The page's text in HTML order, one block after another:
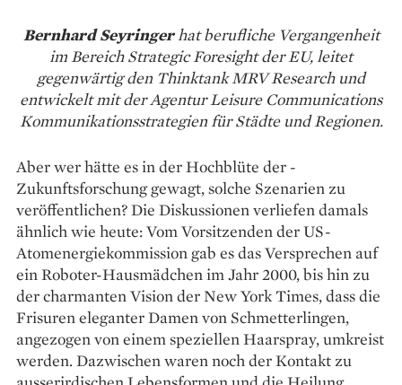
Bernhard Seyringerhat berufliche Vergangenheit
im Bereich Strategic Foresight der EU, leitet
gegenwärtig den Thinktank MRV Research und
entwickelt mit der Agentur Leisure Communications
Kommunikationsstrategien für Städte und Regionen.
Aber wer hätte es in der Hochblüte der ­
Zukunftsforschung gewagt, solche Szenarien zu
veröffentlichen? Die Diskussionen verliefen damals
ähnlich wie heute: Vom Vorsitzenden der US-
Atomenergiekommission gab es das Versprechen auf
ein Roboter-Hausmädchen im Jahr 2000, bis hin zu
der charmanten Vision der New York Times, dass die
Frisuren eleganter Damen von Schmetterlingen,
angezogen von einem speziellen Haarspray, umkreist
werden. Dazwischen waren noch der Kontakt zu